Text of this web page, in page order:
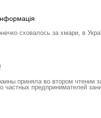
сховалось за хмари, в
приняла во втором чтении
частных предпринимателей